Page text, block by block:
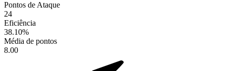
Pontos de Ataque
24
Eficiência
38.10%
Média de pontos
8.00